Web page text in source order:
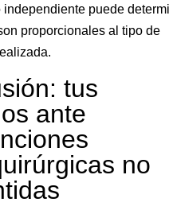
independiente puede
proporcionales al tipo de
tus
ante
no